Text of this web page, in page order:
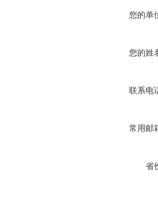
您的单
您的姓
联系电
常用邮
省